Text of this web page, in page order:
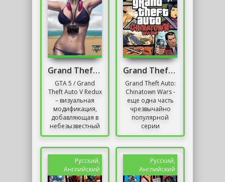
Grand Theft Auto V Redux
GTA 5 / Grand
Theft Auto V Redux
– визуальная
модификация,
добавляющая в
небезызвестный
голливудский
коллекцию
новых...
Grand Theft Auto: Chinatown Wars
Grand Theft Auto:
Chinatown Wars -
еще одна часть
чрезвычайно
популярной
серии
гангстерских
созданных для
консоли Nintendo
DS....
Русский,
Английский
Русский,
Английский